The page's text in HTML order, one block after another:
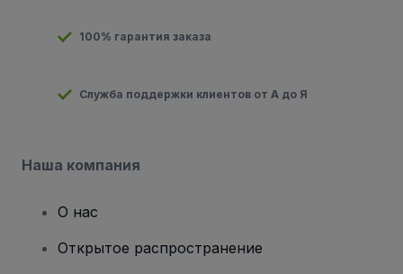
100% гарантия заказа
Служба поддержки клиентов от А до Я
Наша компания
О нас
Открытое распространение